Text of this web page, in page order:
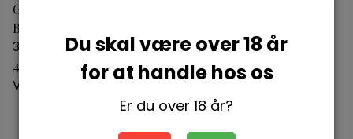
Du skal være over 18 år
for at handle hos os
Er du over 18 år?
Gevrey Chambertin Vieilles Vignes Maison Roche de
Bellene 2021
3760191285804
499,00 DKK
Vis produkt